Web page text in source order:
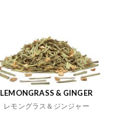
LEMONGRASS & GINGER
レモングラス＆ジンジャー